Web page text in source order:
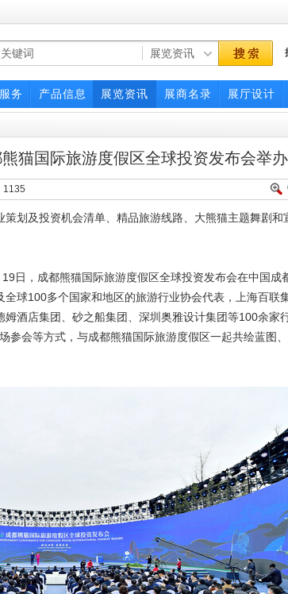
务 产品信息 展览资讯 展商名录 展厅设计
猫国际旅游度假区全球投资发布会举办
1135
及投资机会清单、精品旅游线路、大熊猫主题舞剧和
，成都熊猫国际旅游度假区全球投资发布会在中国成
球100多个国家和地区的旅游行业协会代表，上海百联
酒店集团、砂之船集团、深圳奥雅设计集团等100余家
参会等方式，与成都熊猫国际旅游度假区一起共绘蓝图